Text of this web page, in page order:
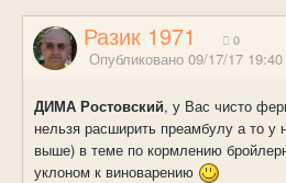
Разик 1971 0
Опубликовано 09/17/17 19:40
ДИМА Ростовский, у Вас чисто
нельзя расширить преамбулу а то у
выше) в теме по кормлению
уклоном к виноварению